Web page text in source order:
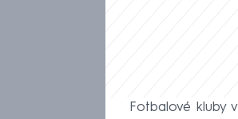
Fotbalové kluby